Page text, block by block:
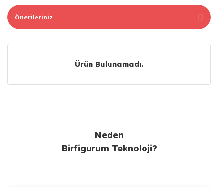
Önerileriniz
Ürün Bulunamadı.
Neden
Birfigurum Teknoloji?